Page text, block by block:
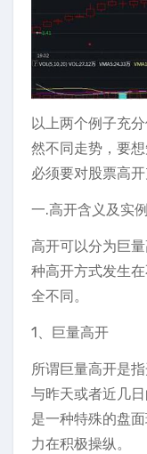
以上两个例子充
然不同走势，要
必须要对股票高开
一.高开含义及实
高开可以分为巨
种高开方式发生
全不同。
1、巨量高开
所谓巨量高开是
与昨天或者近几
是一种特殊的盘
力在积极操纵。